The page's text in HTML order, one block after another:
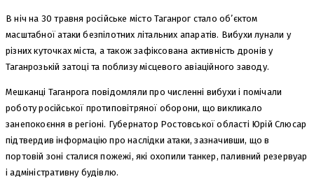
В ніч на 30 травня російське місто Таганрог стало об’єктом
масштабної атаки безпілотних літальних апаратів. Вибухи лунали у
різних куточках міста, а також зафіксована активність дронів у
Таганрозькій затоці та поблизу місцевого авіаційного заводу.
Мешканці Таганрога повідомляли про численні вибухи і помічали
роботу російської протиповітряної оборони, що викликало
занепокоєння в регіоні. Губернатор Ростовської області Юрій Слюсар
підтвердив інформацію про наслідки атаки, зазначивши, що в
портовій зоні сталися пожежі, які охопили танкер, паливний резервуар
і адміністративну будівлю.